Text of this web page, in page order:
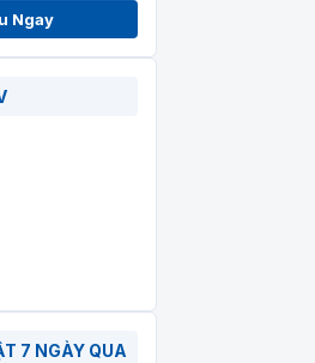
Ngay
7 NGÀY QUA